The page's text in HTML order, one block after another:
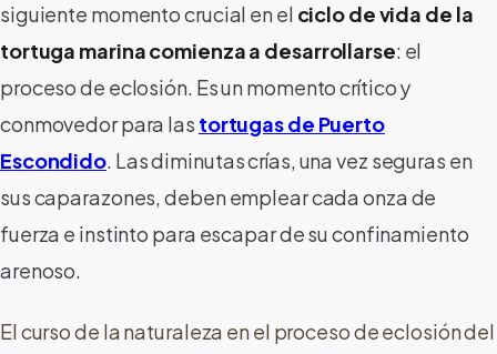
siguiente momento crucial en el ciclo de vida de la
tortuga marina comienza a desarrollarse: el
proceso de eclosión. Es un momento crítico y
conmovedor para las tortugas de Puerto
Escondido. Las diminutas crías, una vez seguras en
sus caparazones, deben emplear cada onza de
fuerza e instinto para escapar de su confinamiento
arenoso.
El curso de la naturaleza en el proceso de eclosión del